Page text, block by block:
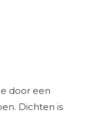
door een
Dichten is